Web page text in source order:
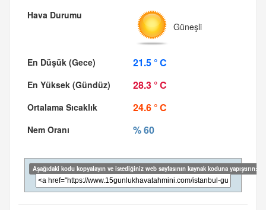
Güneşli
21.5 ° C
28.3 ° C
24.6 ° C
% 60
Aşağıdaki kodu kopyalayın ve istediğiniz web sayfasının kaynak koduna yapıştırın: